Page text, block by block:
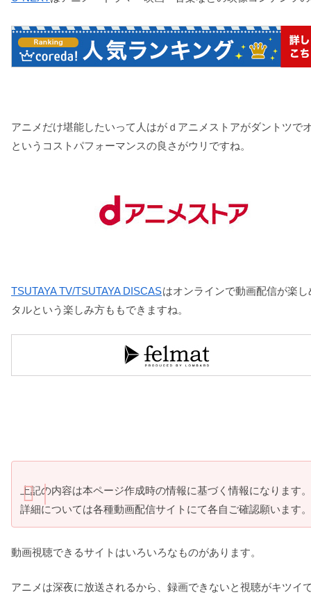
アニメだけ堪能したいって人はがｄアニメストアがダントツ
というコストパフォーマンスの良さがウリですね。
TSUTAYA TV/TSUTAYA DISCASはオンラインで動画配信が楽
タルという楽しみ方ももできますね。
上記の内容は本ページ作成時の情報に基づく情報になります。
詳細については各種動画配信サイトにて各自ご確認願います。
動画視聴できるサイトはいろいろなものがあります。
アニメは深夜に放送されるから、録画できないと視聴がキツイ